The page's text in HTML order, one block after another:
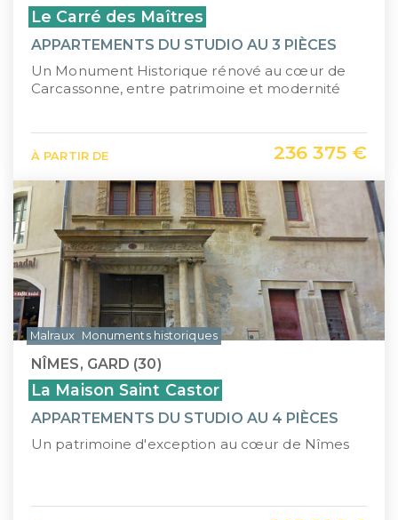
Le Carré des Maîtres
APPARTEMENTS DU STUDIO AU 3 PIÈCES
Un Monument Historique rénové au cœur de
Carcassonne, entre patrimoine et modernité
À PARTIR DE 236 375 €
NÎMES, GARD (30)
La Maison Saint Castor
APPARTEMENTS DU STUDIO AU 4 PIÈCES
Un patrimoine d'exception au cœur de Nîmes
Malraux Monuments historiques